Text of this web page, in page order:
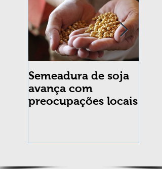
Semeadura de soja
avança com
preocupações locais